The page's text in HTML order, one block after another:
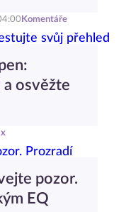
Komentáře
pozor.
EQ